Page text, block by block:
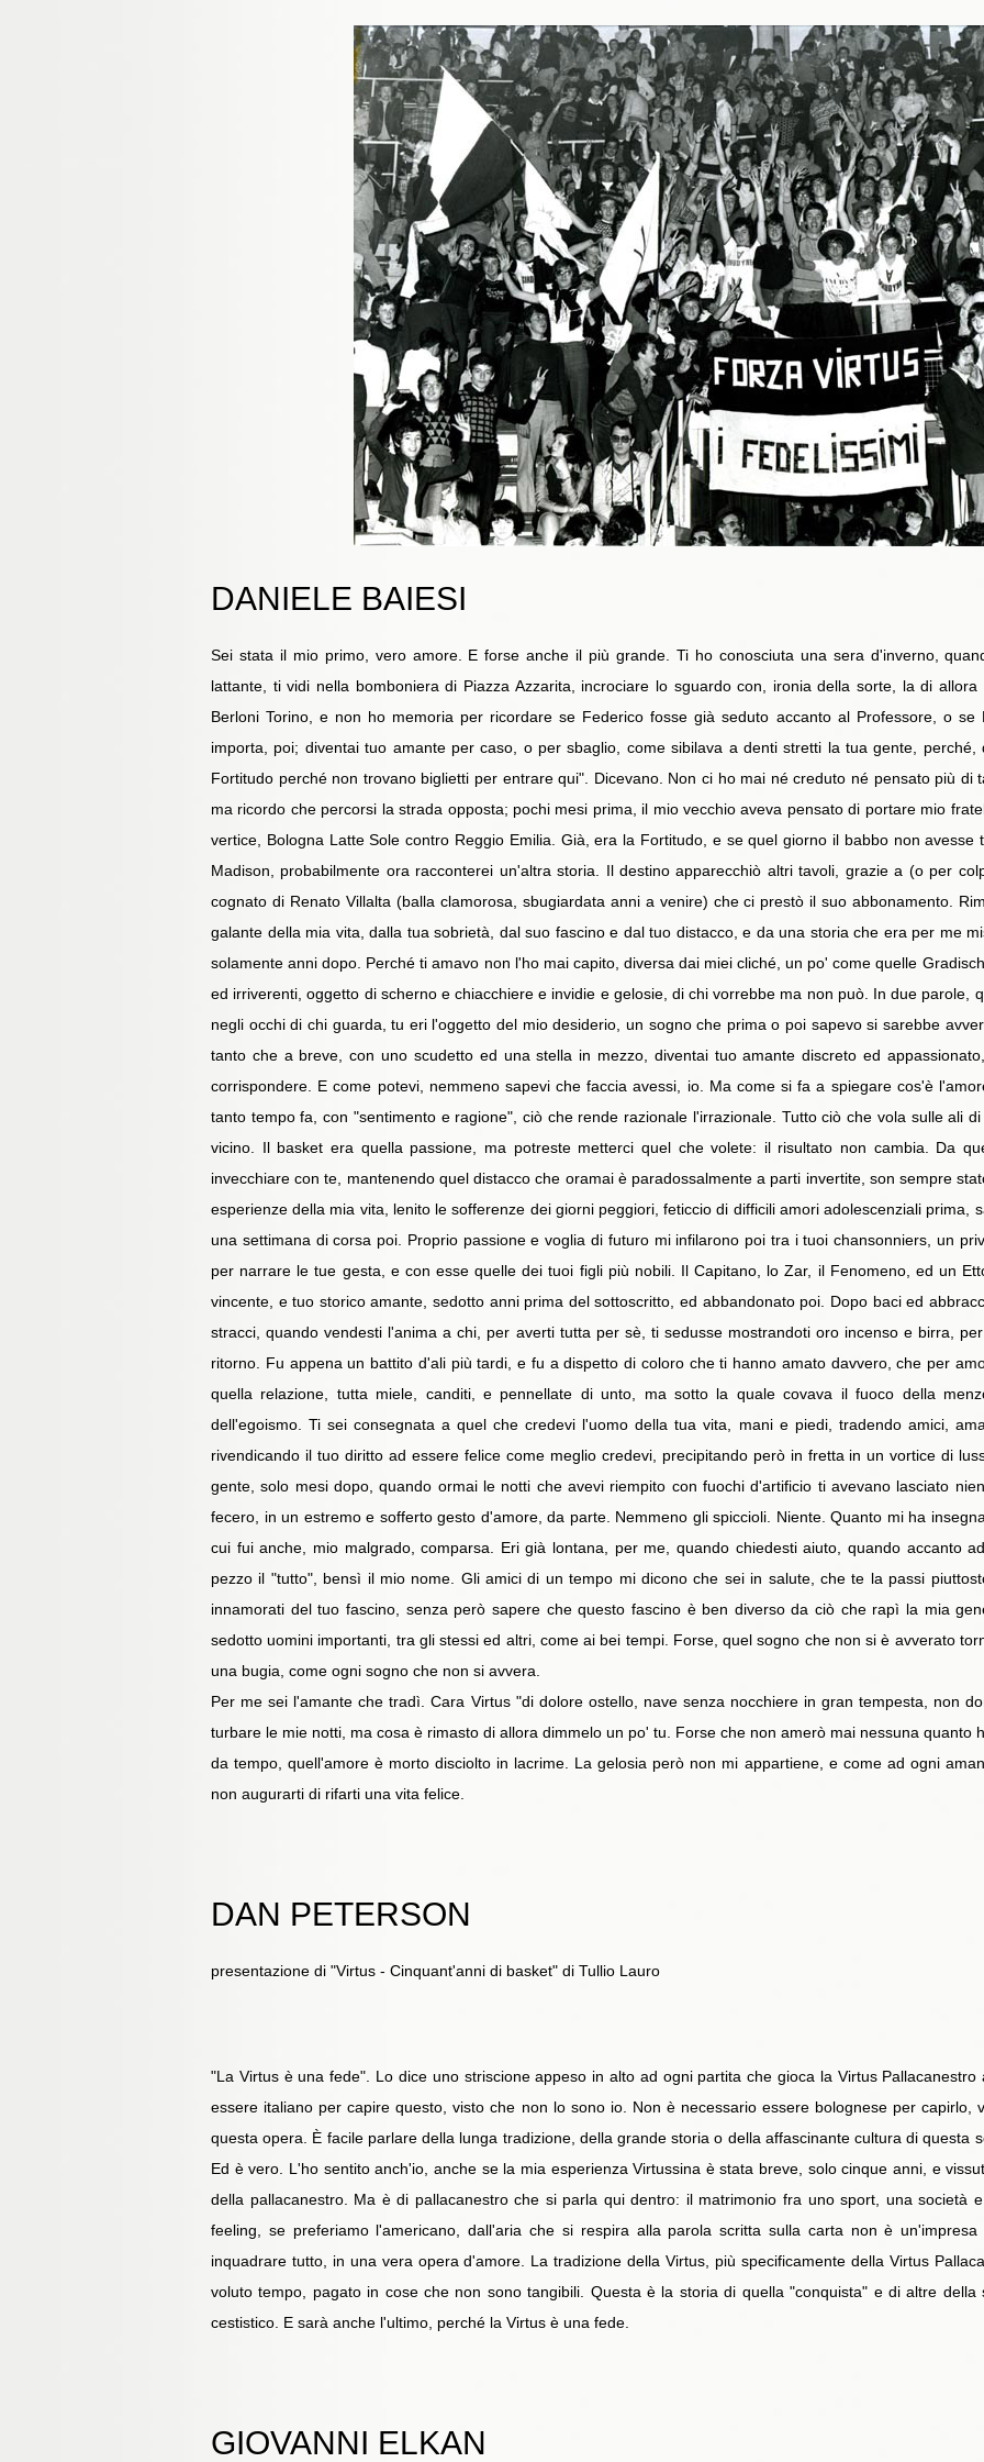
DANIELE BAIESI
Sei stata il mio primo, vero amore. E forse anche il più grande. Ti ho conosciuta una sera d'inverno,
lattante, ti vidi nella bomboniera di Piazza Azzarita, incrociare lo sguardo con, ironia della sorte, la di
Berloni Torino, e non ho memoria per ricordare se Federico fosse già seduto accanto al Professore, o
importa, poi; diventai tuo amante per caso, o per sbaglio, come sibilava a denti stretti la tua gente, perché,
Fortitudo perché non trovano biglietti per entrare qui". Dicevano. Non ci ho mai né creduto né pensato più di
ma ricordo che percorsi la strada opposta; pochi mesi prima, il mio vecchio aveva pensato di portare mio
vertice, Bologna Latte Sole contro Reggio Emilia. Già, era la Fortitudo, e se quel giorno il babbo non
Madison, probabilmente ora racconterei un'altra storia. Il destino apparecchiò altri tavoli, grazie a (o per
cognato di Renato Villalta (balla clamorosa, sbugiardata anni a venire) che ci prestò il suo abbonamento.
galante della mia vita, dalla tua sobrietà, dal suo fascino e dal tuo distacco, e da una storia che era per me
solamente anni dopo. Perché ti amavo non l'ho mai capito, diversa dai miei cliché, un po' come quelle
ed irriverenti, oggetto di scherno e chiacchiere e invidie e gelosie, di chi vorrebbe ma non può. In due parole,
negli occhi di chi guarda, tu eri l'oggetto del mio desiderio, un sogno che prima o poi sapevo si sarebbe
tanto che a breve, con uno scudetto ed una stella in mezzo, diventai tuo amante discreto ed
corrispondere. E come potevi, nemmeno sapevi che faccia avessi, io. Ma come si fa a spiegare cos'è
tanto tempo fa, con "sentimento e ragione", ciò che rende razionale l'irrazionale. Tutto ciò che vola sulle ali
vicino. Il basket era quella passione, ma potreste metterci quel che volete: il risultato non cambia. Da
invecchiare con te, mantenendo quel distacco che oramai è paradossalmente a parti invertite, son sempre
esperienze della mia vita, lenito le sofferenze dei giorni peggiori, feticcio di difficili amori adolescenziali prima,
una settimana di corsa poi. Proprio passione e voglia di futuro mi infilarono poi tra i tuoi chansonniers, un
per narrare le tue gesta, e con esse quelle dei tuoi figli più nobili. Il Capitano, lo Zar, il Fenomeno, ed un
vincente, e tuo storico amante, sedotto anni prima del sottoscritto, ed abbandonato poi. Dopo baci ed
stracci, quando vendesti l'anima a chi, per averti tutta per sè, ti sedusse mostrandoti oro incenso e birra,
ritorno. Fu appena un battito d'ali più tardi, e fu a dispetto di coloro che ti hanno amato davvero, che per
quella relazione, tutta miele, canditi, e pennellate di unto, ma sotto la quale covava il fuoco della
dell'egoismo. Ti sei consegnata a quel che credevi l'uomo della tua vita, mani e piedi, tradendo amici,
rivendicando il tuo diritto ad essere felice come meglio credevi, precipitando però in fretta in un vortice di
gente, solo mesi dopo, quando ormai le notti che avevi riempito con fuochi d'artificio ti avevano lasciato
fecero, in un estremo e sofferto gesto d'amore, da parte. Nemmeno gli spiccioli. Niente. Quanto mi ha
cui fui anche, mio malgrado, comparsa. Eri già lontana, per me, quando chiedesti aiuto, quando accanto
pezzo il "tutto", bensì il mio nome. Gli amici di un tempo mi dicono che sei in salute, che te la passi
innamorati del tuo fascino, senza però sapere che questo fascino è ben diverso da ciò che rapì la mia
sedotto uomini importanti, tra gli stessi ed altri, come ai bei tempi. Forse, quel sogno che non si è avverato
una bugia, come ogni sogno che non si avvera.
Per me sei l'amante che tradì. Cara Virtus "di dolore ostello, nave senza nocchiere in gran tempesta, non
turbare le mie notti, ma cosa è rimasto di allora dimmelo un po' tu. Forse che non amerò mai nessuna quanto
da tempo, quell'amore è morto disciolto in lacrime. La gelosia però non mi appartiene, e come ad ogni
non augurarti di rifarti una vita felice.
DAN PETERSON
presentazione di "Virtus - Cinquant'anni di basket" di Tullio Lauro
"La Virtus è una fede". Lo dice uno striscione appeso in alto ad ogni partita che gioca la Virtus
essere italiano per capire questo, visto che non lo sono io. Non è necessario essere bolognese per capirlo,
questa opera. È facile parlare della lunga tradizione, della grande storia o della affascinante cultura di questa
Ed è vero. L'ho sentito anch'io, anche se la mia esperienza Virtussina è stata breve, solo cinque anni, e
della pallacanestro. Ma è di pallacanestro che si parla qui dentro: il matrimonio fra uno sport, una società
feeling, se preferiamo l'americano, dall'aria che si respira alla parola scritta sulla carta non è
inquadrare tutto, in una vera opera d'amore. La tradizione della Virtus, più specificamente della Virtus
voluto tempo, pagato in cose che non sono tangibili. Questa è la storia di quella "conquista" e di altre
cestistico. E sarà anche l'ultimo, perché la Virtus è una fede.
GIOVANNI ELKAN